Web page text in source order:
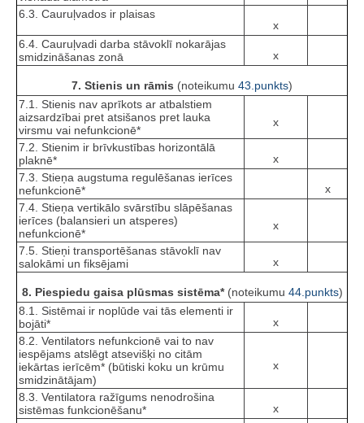
6.3. Cauruļvados ir plaisas
x
6.4. Cauruļvadi darba stāvoklī nokarājas
smidzināšanas zonā
x
7. Stienis un rāmis (noteikumu 43.punkts)
7.1. Stienis nav aprīkots ar atbalstiem
aizsardzībai pret atsišanos pret lauka
virsmu vai nefunkcionē*
x
7.2. Stienim ir brīvkustības horizontālā
plaknē*
x
7.3. Stieņa augstuma regulēšanas ierīces
nefunkcionē*
x
7.4. Stieņa vertikālo svārstību slāpēšanas
ierīces (balansieri un atsperes)
nefunkcionē*
x
7.5. Stieņi transportēšanas stāvoklī nav
salokāmi un fiksējami
x
8. Piespiedu gaisa plūsmas sistēma*(noteikumu 44.punkts)
8.1. Sistēmai ir noplūde vai tās elementi ir
bojāti*
x
8.2. Ventilators nefunkcionē vai to nav
iespējams atslēgt atsevišķi no citām
iekārtas ierīcēm* (būtiski koku un krūmu
smidzinātājam)
x
8.3. Ventilatora ražīgums nenodrošina
sistēmas funkcionēšanu*
x